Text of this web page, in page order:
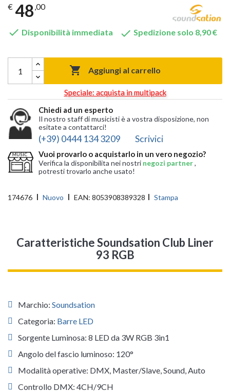
€ 48,00
 Disponibilità immediata  Spedizione solo 8,90 €
 Aggiungi al carrello
Speciale: acquista in multipack
Chiedi ad un esperto
Il nostro staff di musicisti è a vostra disposizione, non
esitate a contattarci!
(+39) 0444 134 3209 Scrivici
Vuoi provarlo o acquistarlo in un vero negozio?
Verifica la disponibilita nei nostri negozi partner,
potresti trovarlo anche usato!
174676 Nuovo EAN: 8053908389328 Stampa
Caratteristiche Soundsation Club Liner
93 RGB
Marchio: Soundsation
Categoria: Barre LED
Sorgente Luminosa: 8 LED da 3W RGB 3in1
Angolo del fascio luminoso: 120°
Modalità operative: DMX, Master/Slave, Sound, Auto
Controllo DMX: 4CH/9CH